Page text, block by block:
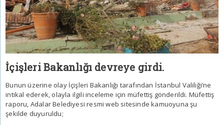
İçişleri Bakanlığı devreye girdi.
Bunun üzerine olay İçişleri Bakanlığı tarafından İstanbul Valiliği’ne
intikal ederek, olayla ilgili inceleme için müfettiş gönderildi. Müfettiş
raporu, Adalar Belediyesi resmi web sitesinde kamuoyuna şu
şekilde duyuruldu;